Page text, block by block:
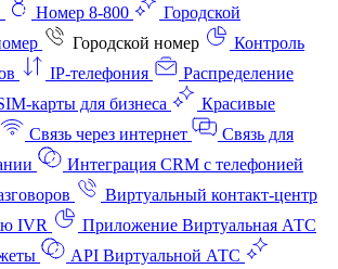
Номер 8-800
Городской
Городской номер
Контроль
IP-телефония
Распределение
карты для бизнеса
Красивые
Связь через интернет
Связь для
Интеграция CRM с телефонией
Виртуальный контакт‑центр
IVR
Приложение Виртуальная АТС
API Виртуальной АТС